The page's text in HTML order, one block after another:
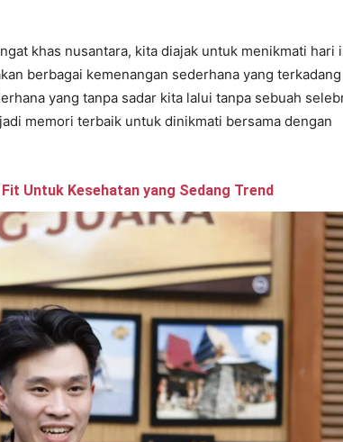
khas nusantara, kita diajak untuk menikmati hari
berbagai kemenangan sederhana yang terkadang
yang tanpa sadar kita lalui tanpa sebuah
memori terbaik untuk dinikmati bersama dengan
Untuk Kesehatan yang Sedang Trend